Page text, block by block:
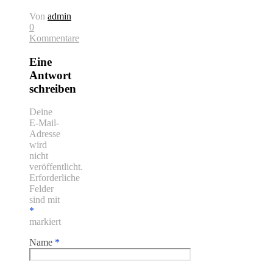
Von admin
0
Kommentare
Eine
Antwort
schreiben
Deine
E-Mail-
Adresse
wird
nicht
veröffentlicht.
Erforderliche
Felder
sind mit
*
markiert
Name *